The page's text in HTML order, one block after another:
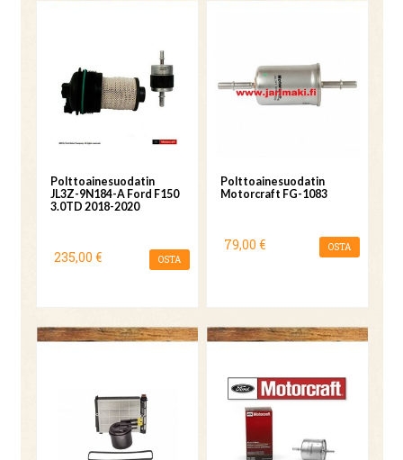
Polttoainesuodatin
JL3Z-9N184-A Ford F150
3.0TD 2018-2020
235,00 € OSTA
Polttoainesuodatin
Motorcraft FG-1083
79,00 € OSTA